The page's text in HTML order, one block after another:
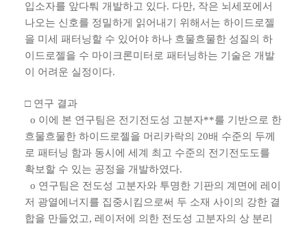
입소자를 앞다퉈 개발하고 있다. 다만, 작은 뇌세포에서
나오는 신호를 정밀하게 읽어내기 위해서는 하이드로젤
을 미세 패터닝할 수 있어야 하나 흐물흐물한 성질의 하
이드로젤을 수 마이크론미터로 패터닝하는 기술은 개발
이 어려운 실정이다.
□ 연구 결과
o 이에 본 연구팀은 전기전도성 고분자**를 기반으로 한
흐물흐물한 하이드로젤을 머리카락의 20배 수준의 두께
로 패터닝 함과 동시에 세계 최고 수준의 전기전도도를
확보할 수 있는 공정을 개발하였다.
o 연구팀은 전도성 고분자와 투명한 기판의 계면에 레이
저 광열에너지를 집중시킴으로써 두 소재 사이의 강한 결
합을 만들었고, 레이저에 의한 전도성 고분자의 상 분리